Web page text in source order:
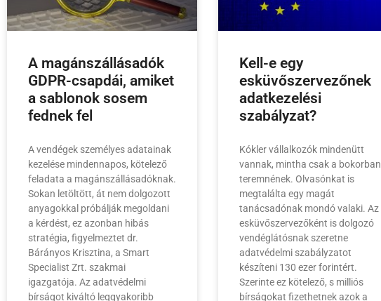
A magánszállásadók
GDPR-csapdái, amiket
a sablonok sosem
fednek fel
A vendégek személyes adatainak
kezelése mindennapos, kötelező
feladata a magánszállásadóknak.
Sokan letöltött, át nem dolgozott
anyagokkal próbálják megoldani
a kérdést, ez azonban hibás
stratégia, figyelmeztet dr.
Bárányos Krisztina, a Smart
Specialist Zrt. szakmai
igazgatója. Az adatvédelmi
bírságot kiváltó leggyakoribb
Kell-e egy
esküvőszervezőnek
adatkezelési
szabályzat?
Kókler vállalkozók mindenütt
vannak, mintha csak a bokorban
teremnének. Olvasónkat is
megtalálta egy magát
tanácsadónak mondó valaki. Az
esküvőszervezőként is dolgozó
vendéglátósnak szeretne
adatvédelmi szabályzatot
készíteni 130 ezer forintért.
Szerinte ez kötelező, s milliós
bírságokat fizethetnek azok a